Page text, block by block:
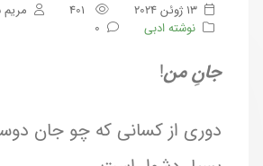
13 ژوئن 2024
مریم
نوشته ادبی
0
جانِ من!
دوری از کسانی که چو جان